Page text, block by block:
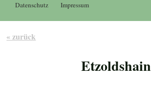
Datenschutz Impressum
« zurück
Etzoldshain